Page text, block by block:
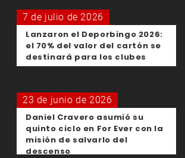
7 de julio de 2026
Lanzaron el Deporbingo 2026:
el 70% del valor del cartón se
destinará para los clubes
23 de junio de 2026
Daniel Cravero asumió su
quinto ciclo en For Ever con la
misión de salvarlo del
descenso